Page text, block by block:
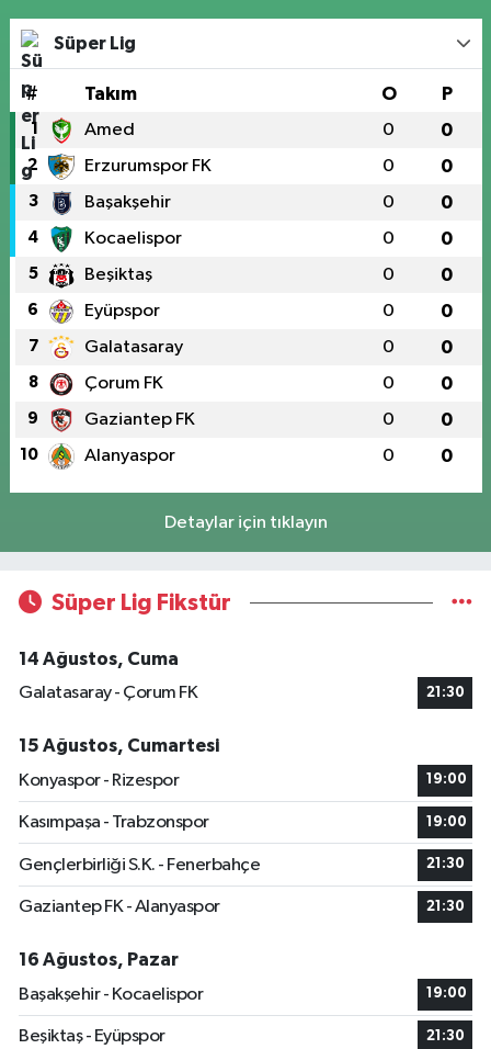
Süper Lig
# Takım O P
1 Amed 0 0
2 Erzurumspor FK 0 0
3 Başakşehir 0 0
4 Kocaelispor 0 0
5 Beşiktaş 0 0
6 Eyüpspor 0 0
7 Galatasaray 0 0
8 Çorum FK 0 0
9 Gaziantep FK 0 0
10 Alanyaspor 0 0
Detaylar için tıklayın
Süper Lig Fikstür
14 Ağustos, Cuma
Galatasaray - Çorum FK
21:30
15 Ağustos, Cumartesi
Konyaspor - Rizespor
19:00
Kasımpaşa - Trabzonspor 19:00
Gençlerbirliği S.K. - Fenerbahçe 21:30
Gaziantep FK - Alanyaspor 21:30
16 Ağustos, Pazar
Başakşehir - Kocaelispor
19:00
Beşiktaş - Eyüpspor 21:30